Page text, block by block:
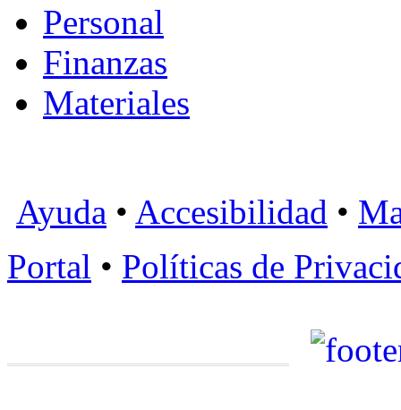
Personal
Finanzas
Materiales
Ayuda • Accesibilidad •
Portal • Políticas de